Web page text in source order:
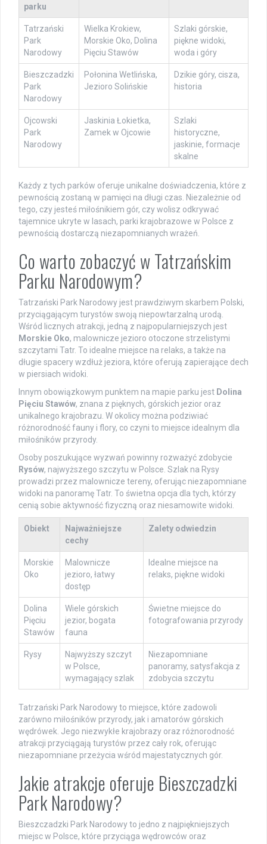
parku
Tatrzański
Park
Narodowy
Wielka Krokiew,
Morskie Oko, Dolina
Pięciu Stawów
Szlaki górskie,
piękne widoki,
woda i góry
Bieszczadzki
Park
Narodowy
Połonina Wetlińska,
Jezioro Solińskie
Dzikie góry, cisza,
historia
Ojcowski
Park
Narodowy
Jaskinia Łokietka,
Zamek w Ojcowie
Szlaki
historyczne,
jaskinie, formacje
skalne
Każdy z tych parków oferuje unikalne doświadczenia, które z
pewnością zostaną w pamięci na długi czas. Niezależnie od
tego, czy jesteś miłośnikiem gór, czy wolisz odkrywać
tajemnice ukryte w lasach, parki krajobrazowe w Polsce z
pewnością dostarczą niezapomnianych wrażeń.
Co warto zobaczyć w Tatrzańskim
Parku Narodowym?
Tatrzański Park Narodowy jest prawdziwym skarbem Polski,
przyciągającym turystów swoją niepowtarzalną urodą.
Wśród licznych atrakcji, jedną z najpopularniejszych jest
Morskie Oko, malownicze jezioro otoczone strzelistymi
szczytami Tatr. To idealne miejsce na relaks, a także na
długie spacery wzdłuż jeziora, które oferują zapierające dech
w piersiach widoki.
Innym obowiązkowym punktem na mapie parku jest Dolina
Pięciu Stawów, znana z pięknych, górskich jezior oraz
unikalnego krajobrazu. W okolicy można podziwiać
różnorodność fauny i flory, co czyni to miejsce idealnym dla
miłośników przyrody.
Osoby poszukujące wyzwań powinny rozważyć zdobycie
Rysów, najwyższego szczytu w Polsce. Szlak na Rysy
prowadzi przez malownicze tereny, oferując niezapomniane
widoki na panoramę Tatr. To świetna opcja dla tych, którzy
cenią sobie aktywność fizyczną oraz niesamowite widoki.
Obiekt
Najważniejsze
cechy
Zalety odwiedzin
Morskie
Oko
Malownicze
jezioro, łatwy
dostęp
Idealne miejsce na
relaks, piękne widoki
Dolina
Pięciu
Stawów
Wiele górskich
jezior, bogata
fauna
Świetne miejsce do
fotografowania przyrody
Rysy
Najwyższy szczyt
w Polsce,
wymagający szlak
Niezapomniane
panoramy, satysfakcja z
zdobycia szczytu
Tatrzański Park Narodowy to miejsce, które zadowoli
zarówno miłośników przyrody, jak i amatorów górskich
wędrówek. Jego niezwykłe krajobrazy oraz różnorodność
atrakcji przyciągają turystów przez cały rok, oferując
niezapomniane przeżycia wśród majestatycznych gór.
Jakie atrakcje oferuje Bieszczadzki
Park Narodowy?
Bieszczadzki Park Narodowy to jedno z najpiękniejszych
miejsc w Polsce, które przyciąga wędrowców oraz